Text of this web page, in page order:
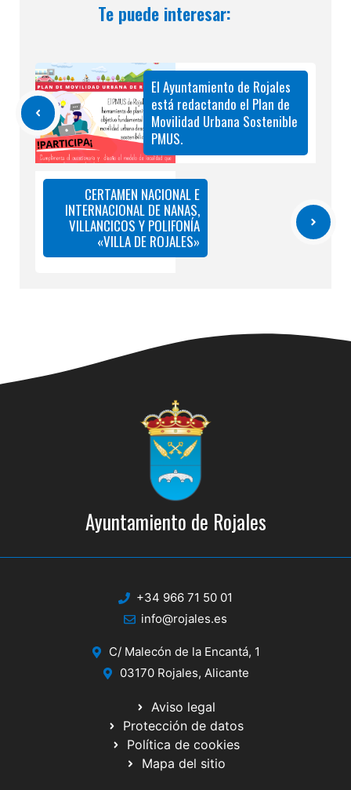
Te puede interesar:
El Ayuntamiento de Rojales
está redactando el Plan de
Movilidad Urbana Sostenible
PMUS.
CERTAMEN NACIONAL E
INTERNACIONAL DE NANAS,
VILLANCICOS Y POLIFONÍA
«VILLA DE ROJALES»
Ayuntamiento de Rojales
+34 966 71 50 01
info@rojales.es
C/ Malecón de la Encantá, 1
03170 Rojales, Alicante
Aviso legal
Protección de datos
Política de cookies
Mapa del sitio